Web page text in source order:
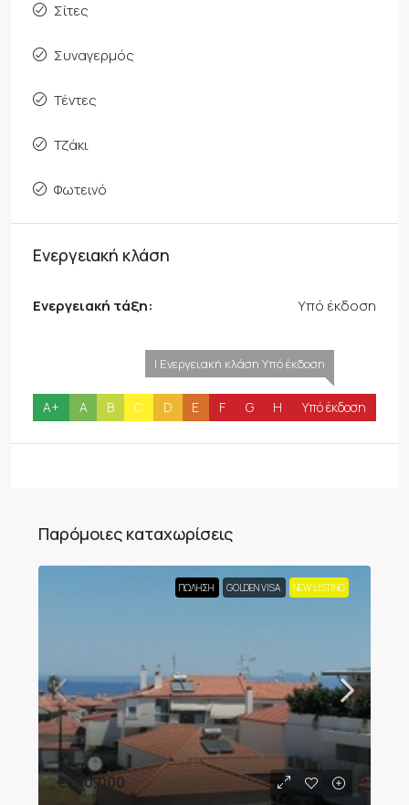
Σίτες
Συναγερμός
Τέντες
Τζάκι
Φωτεινό
Ενεργειακή κλάση
Ενεργειακή τάξη: Υπό έκδοση
A+ A B C D E F G H
| Ενεργειακή κλάση Υπό έκδοση
Υπό έκδοση
Παρόμοιες καταχωρίσεις
ΠΏΛΗΣΗ GOLDEN VISA NEW LISTING
€590,000